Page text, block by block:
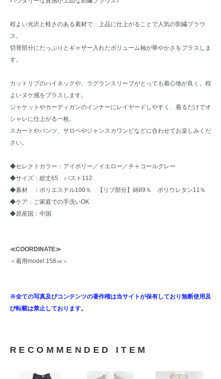
程よい光沢と軽さのある素材で、上品に仕上がることで人気の割繊ブラウ
ス。
切替部分にたっぷりとギャザー入れたボリューム袖が華やかさをプラスしま
す。
カットリブのハイネックや、ラグランスリーブがとっても着心地が良く。程
よいヌケ感をプラスします。
ジャケットやカーディガンのインナーにレイヤードしやすく、着るだけでオ
シャレに仕上がる一枚。
スカートやパンツ、サロペやジャンスカワンピなどに合わせてお楽しみくだ
さい。
◆セレクトカラー：アイボリー／イエロー／チャコールグレー
◆サイズ：総丈65 バスト112
◆素材 ：ポリエステル100％ 【リブ部分】綿89％ ポリウレタン11％
◆ケア：ご家庭での手洗いOK
◆原産国：中国
≪COORDINATE≫
＜着用model:158㎝＞
※全ての写真及びコンテンツの著作権は当サイトが保有しており無断使用及
び転載は禁止しております。
RECOMMENDED ITEM